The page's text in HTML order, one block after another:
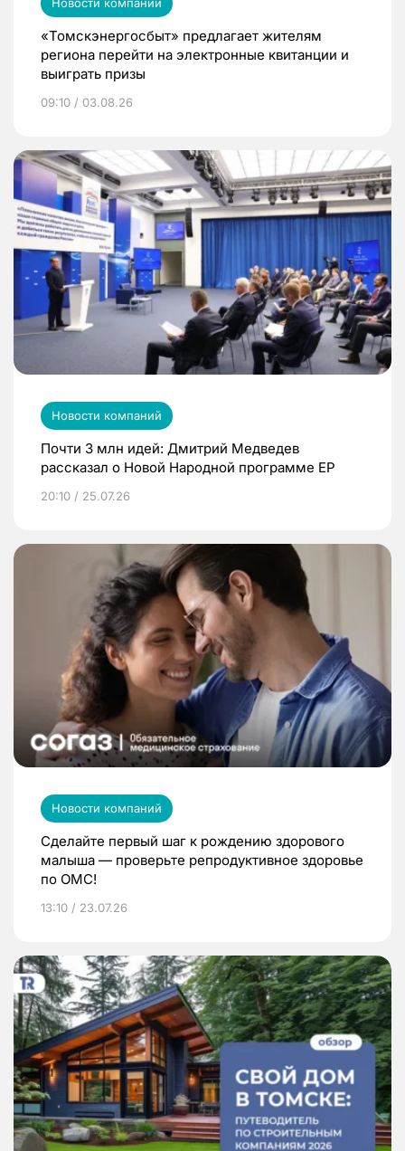
«Томскэнергосбыт» предлагает жителям
региона перейти на электронные квитанции и
выиграть призы
09:10 / 03.08.26
Новости компаний
Почти 3 млн идей: Дмитрий Медведев
рассказал о Новой Народной программе ЕР
20:10 / 25.07.26
Новости компаний
Сделайте первый шаг к рождению здорового
малыша — проверьте репродуктивное здоровье
по ОМС!
13:10 / 23.07.26